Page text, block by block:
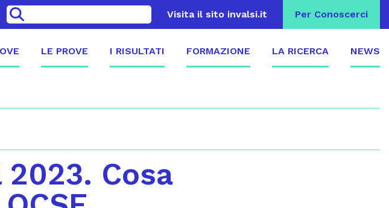
> Visita il sito invalsi.it Per Conoscerci
LE PROVE I RISULTATI FORMAZIONE LA RICERCA NEWS
2023. Cosa